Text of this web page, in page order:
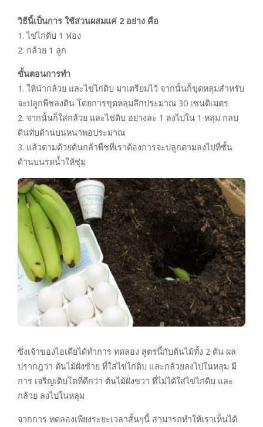
วิธีนี้เป็นการ ใช้ส่วนผสมแค่ 2 อย่าง คือ
1. ไข่ไก่ดิบ 1 ฟอง
2. กล้วย 1 ลูก
ขั้นตอนการทำ
1. ให้นำกล้วย และไข่ไก่ดิบ มาเตรียมไว้ จากนั้นก็ขุดหลุมสำหรับ
จะปลูกพืชลงดิน โดยการขุดหลุมลึกประมาณ 30 เซนติเมตร
2. จากนั้นก็ใส่กล้วย และไข่ดิบ อย่างละ 1 ลงไปใน 1 หลุม กลบ
ดินทับด้านบนหนาพอประมาณ
3. แล้วตามด้วยต้นกล้าพืชที่เราต้องการจะปลูกตามลงไปที่ชั้น
ด้านบนรดน้ำให้ชุ่ม
ซึ่งเจ้าของไอเดียได้ทำการ ทดลอง สูตรนี้กับต้นไม้ทั้ง 2 ต้น ผล
ปรากฎว่า ต้นไม้ฝั่งซ้าย ที่ใส่ไข่ไก่ดิบ และกล้วยลงไปในหลุม มี
การ เจริญเติบโตที่ดีกว่า ต้นไม้ฝั่งขวา ที่ไม่ได้ใส่ไข่ไก่ดิบ และ
กล้วย ลงไปในหลุม
จากการ ทดลองเพียงระยะเวลาสั้นๆนี้ สามารถทำให้เราเห็นได้